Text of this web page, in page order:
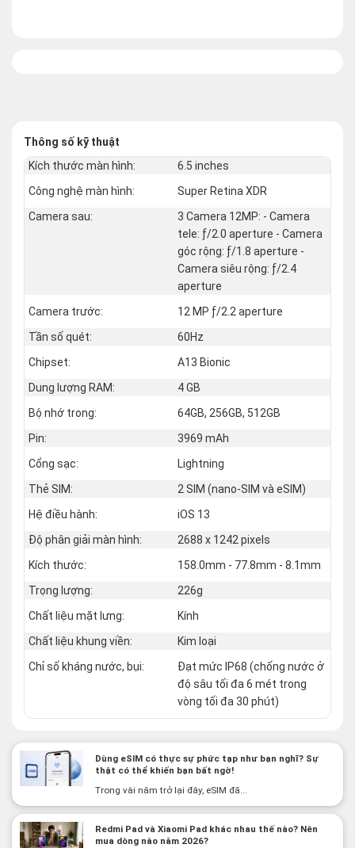
Thông số kỹ thuật
Kích thước màn hình:
6.5 inches
Công nghệ màn hình:
Super Retina XDR
Camera sau:
3 Camera 12MP: - Camera
tele: ƒ/2.0 aperture - Camera
góc rộng: ƒ/1.8 aperture -
Camera siêu rộng: ƒ/2.4
aperture
Camera trước:
12 MP ƒ/2.2 aperture
Tần số quét:
60Hz
Chipset:
A13 Bionic
Dung lượng RAM:
4 GB
Bộ nhớ trong:
64GB, 256GB, 512GB
Pin:
3969 mAh
Cổng sạc:
Lightning
Thẻ SIM:
2 SIM (nano‑SIM và eSIM)
Hệ điều hành:
iOS 13
Độ phân giải màn hình:
2688 x 1242 pixels
Kích thước:
158.0mm - 77.8mm - 8.1mm
Trọng lượng:
226g
Chất liệu mặt lưng:
Kính
Chất liệu khung viền:
Kim loại
Chỉ số kháng nước, bụi:
Đạt mức IP68 (chống nước ở
độ sâu tối đa 6 mét trong
vòng tối đa 30 phút)
Dùng eSIM có thực sự phức tạp như bạn nghĩ? Sự
thật có thể khiến bạn bất ngờ!
Trong vài năm trở lại đây, eSIM đã...
Redmi Pad và Xiaomi Pad khác nhau thế nào? Nên
mua dòng nào năm 2026?